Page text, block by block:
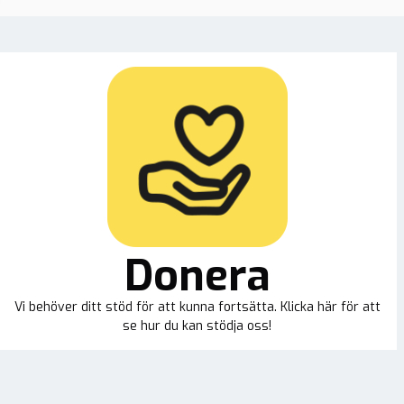
Donera
Vi behöver ditt stöd för att kunna fortsätta. Klicka här för att
se hur du kan stödja oss!